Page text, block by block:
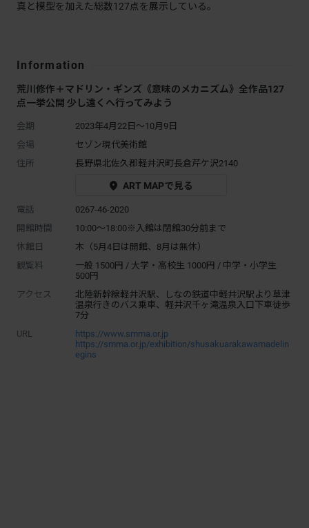
真と模型を加えた総数127点を展示している。
Information
荒川修作＋マドリン・ギンズ《意味のメカニズム》全作品127
点一挙公開 少し遠くへ行ってみよう
会期
2023年4月22日～10月9日
会場
セゾン現代美術館
住所
長野県北佐久郡軽井沢町長倉芹ケ沢2140
ART MAPで見る
電話
0267-46-2020
開館時間
10:00～18:00※入館は閉館30分前まで
休館日
木（5月4日は開館、8月は無休）
観覧料
一般 1500円 / 大学・高校生 1000円 / 中学・小学生
500円
アクセス
北陸新幹線軽井沢駅、しなの鉄道中軽井沢駅より草津
温泉行きのバス乗車、軽井沢千ヶ滝温泉入口下車徒歩
7分
URL
https://www.smma.or.jp
https://smma.or.jp/exhibition/shusakuarakawamadelin
egins